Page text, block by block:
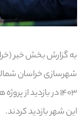
به گزارش بخش خبر
۱۴۰۳ در بازدید
این شهر بازدید کردند.